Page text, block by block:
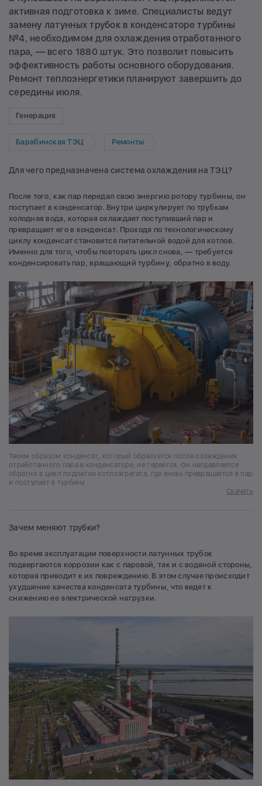
активная подготовка к зиме. Специалисты ведут
замену латунных трубок в конденсаторе турбины
№4, необходимом для охлаждения отработанного
пара, — всего 1880 штук. Это позволит повысить
эффективность работы основного оборудования.
Ремонт теплоэнергетики планируют завершить до
середины июля.
Генерация
Барабинская ТЭЦ Ремонты
Для чего предназначена система охлаждения на ТЭЦ?
После того, как пар передал свою энергию ротору турбины, он
поступает в конденсатор. Внутри циркулирует по трубкам
холодная вода, которая охлаждает поступивший пар и
превращает его в конденсат. Проходя по технологическому
циклу конденсат становится питательной водой для котлов.
Именно для того, чтобы повторять цикл снова, — требуется
конденсировать пар, вращающий турбину, обратно в воду.
Таким образом конденсат, который образуется после охлаждения
отработанного пара в конденсаторе, не теряется. Он направляется
обратно в цикл подпитки котлоагрегата, где вновь превращается в пар
и поступает в турбину
Скачать
Зачем меняют трубки?
Во время эксплуатации поверхности латунных трубок
подвергаются коррозии как с паровой, так и с водяной стороны,
которая приводит к их повреждению. В этом случае происходит
ухудшение качества конденсата турбины, что ведет к
снижению ее электрической нагрузки.